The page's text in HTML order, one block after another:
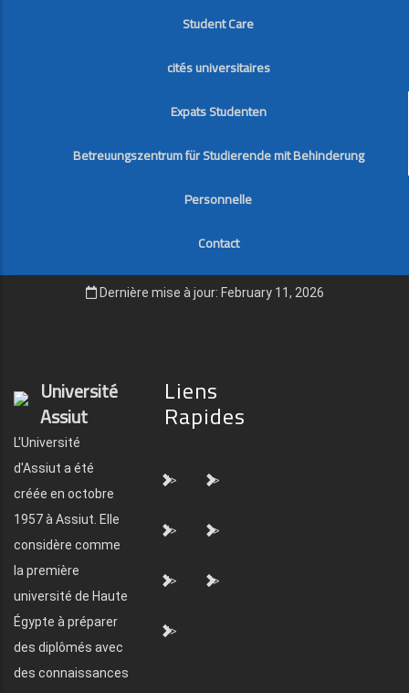
FOOTER
Student Care
cités universitaires
Expats Studenten
Betreuungszentrum für Studierende mit Behinderung
Personnelle
Contact
Dernière mise à jour: February 11, 2026
Université
Assiut
L'Université
d'Assiut a été
créée en octobre
1957 à Assiut. Elle
considère comme
la première
université de Haute
Égypte à préparer
des diplômés avec
des connaissances
Liens
Rapides
"> ">
"> ">
"> ">
">